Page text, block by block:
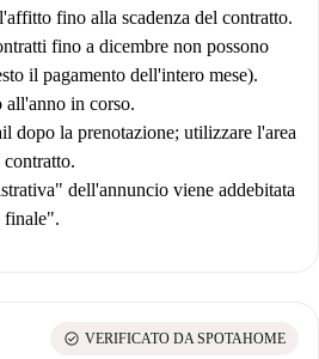
fino alla scadenza del contratto.
fino a dicembre non possono
il pagamento dell'intero mese).
all'anno in corso.
dopo la prenotazione; utilizzare l'area
dell'annuncio viene addebitata
finale".
check_circle VERIFICATO DA SPOTAHOME